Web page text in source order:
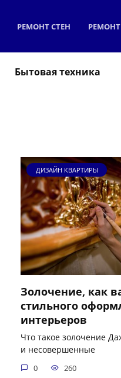
РЕМОНТ СТЕН
Бытовая техника
ДИЗАЙН КВАРТИРЫ
Золочение, как
стильного
интерьеров
Что такое золочение
и несовершенные
0 260